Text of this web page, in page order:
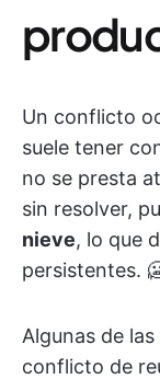
Un conflicto
suele tener
no se presta
sin resolver,
nieve, lo que
persistentes.
Algunas de
conflicto de